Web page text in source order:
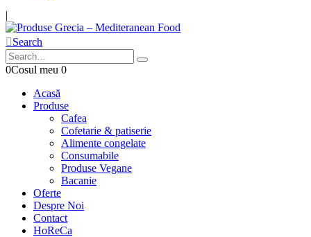
|
Search
0Cosul meu 0
Acasă
Produse
Cafea
Cofetarie & patiserie
Alimente congelate
Consumabile
Produse Vegane
Bacanie
Oferte
Despre Noi
Contact
HoReCa